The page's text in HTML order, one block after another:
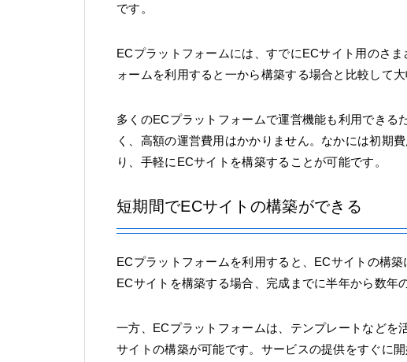
です。
ECプラットフォームには、すでにECサイト用のさ
ォームを利用すると一から構築する場合と比較して
多くのECプラットフォームで運営機能も利用できる
く、高額の運営費用はかかりません。なかには初期
り、手軽にECサイトを構築することが可能です。
短期間でECサイトの構築ができる
ECプラットフォームを利用すると、ECサイトの構
ECサイトを構築する場合、完成までに半年から数年
一方、ECプラットフォームは、テンプレートなどを
サイトの構築が可能です。サービスの提供をすぐに